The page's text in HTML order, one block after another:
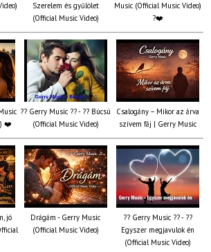
Szerelem és gyűlölet
(Official Music Video)
Music (Official Music Video)
?❤️
❤️
?? Gerry Music ?? - ?? Búcsú
(Official Music Video)
Csalogány – Mikor az árva
szívem fáj | Gerry Music
jó
Drágám - Gerry Music
(Official Music Video)
?? Gerry Music ?? - ??
Egyszer megjavulok én
(Official Music Video)